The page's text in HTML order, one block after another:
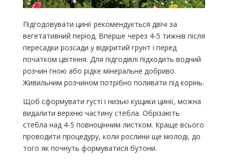
Підгодовувати цинії рекомендується двічі за
вегетативний період. Вперше через 4-5 тижнів після
пересадки розсади у відкритий грунт і перед
початком цвітіння. Для підгодівлі підходить водний
розчин гною або рідке мінеральне добриво.
Живильним розчином потрібно поливати під корінь.
Щоб сформувати густі і низькі кущики цинії, можна
видалити верхню частину стебла. Обрізають
стебла над 4-5 повноцінним листком. Краще всього
проводити процедуру, коли рослини ще молоді, до
того як почнуть формуватися бутони.